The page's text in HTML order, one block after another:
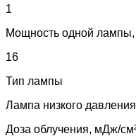
1
Мощность одной лампы,
16
Тип лампы
Лампа низкого
Доза облучения, мДж/